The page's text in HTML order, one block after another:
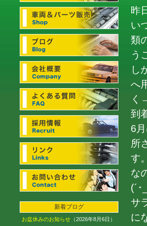
新着ブログ
お盆休みのお知らせ （2026年8月6日）
昨
い
類
う
し
へ
く
到
6
所
す。
な
(´･
サ
に